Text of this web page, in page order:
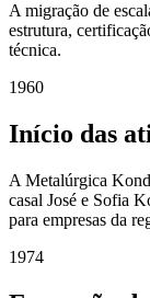
A migração de
estrutura,
técnica.
1960
Início das
A Metalúrgica
casal José e Sofia
para empresas da
1974